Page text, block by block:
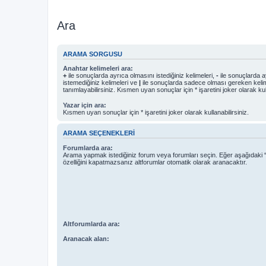
Ara
ARAMA SORGUSU
Anahtar kelimeleri ara:
+ ile sonuçlarda ayrıca olmasını istediğiniz kelimeleri, - ile sonuçlarda
istemediğiniz kelimeleri ve | ile sonuçlarda sadece olması gereken
tanımlayabilirsiniz. Kısmen uyan sonuçlar için * işaretini joker olarak
Yazar için ara:
Kısmen uyan sonuçlar için * işaretini joker olarak kullanabilirsiniz.
ARAMA SEÇENEKLERI
Forumlarda ara:
Arama yapmak istediğiniz forum veya forumları seçin. Eğer aşağıdaki
özelliğini kapatmazsanız altforumlar otomatik olarak aranacaktır.
Altforumlarda ara:
Aranacak alan: